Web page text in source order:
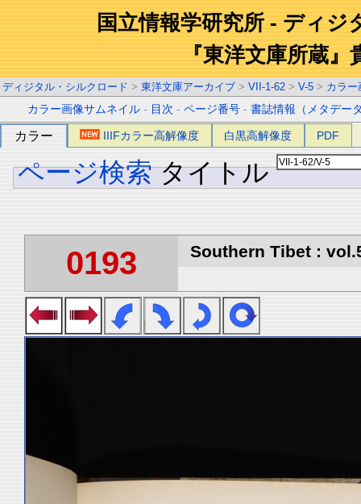
国立情報学研究所 - ディジ
『東洋文庫所蔵』
ディジタル・シルクロード > 東洋文庫アーカイブ > VII-1-62 > V-5 > カラー
カラー画像サムネイル - 目次 -ページ番号 -書誌情報（メタデー
カラー IIIFカラー高解像度 白黒高解像度 PDF
ページ検索 タイトル
0193 Southern Tibet :